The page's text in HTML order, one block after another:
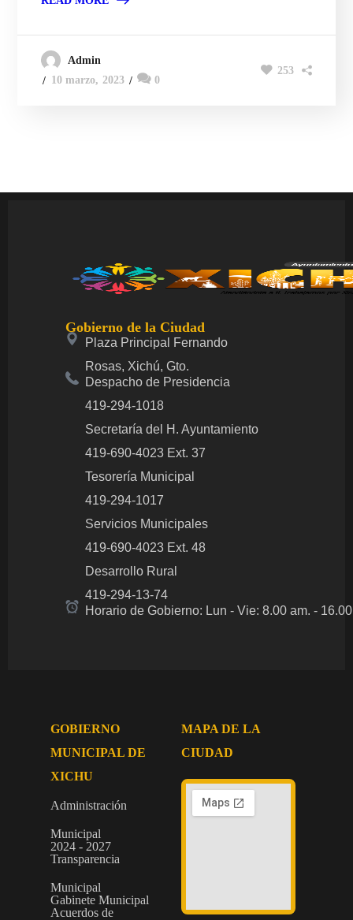
Admin
10 marzo, 2023
0
253
Gobierno de la Ciudad
Plaza Principal Fernando
Rosas, Xichú, Gto.
Despacho de Presidencia
419-294-1018
Secretaría del H. Ayuntamiento
419-690-4023 Ext. 37
Tesorería Municipal
419-294-1017
Servicios Municipales
419-690-4023 Ext. 48
Desarrollo Rural
419-294-13-74
Horario de Gobierno: Lun - Vie: 8.00 am. -
GOBIERNO
MUNICIPAL DE
XICHU
Administración
Municipal
2024 - 2027
Transparencia
Municipal
Gabinete Municipal
Acuerdos de
MAPA DE LA
CIUDAD